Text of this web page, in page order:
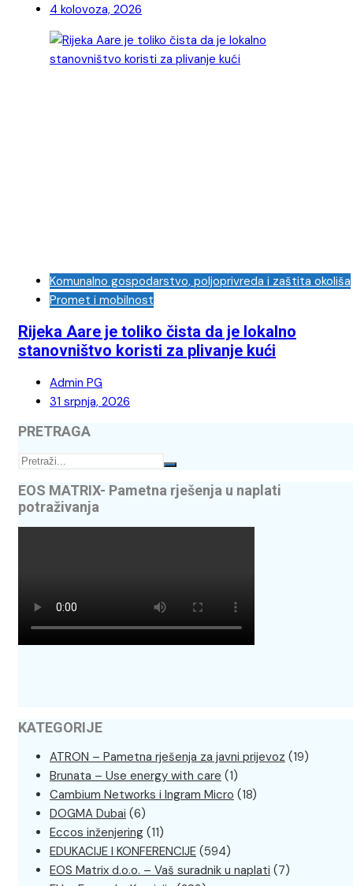
4 kolovoza, 2026
Komunalno gospodarstvo, poljoprivreda i zaštita okoliša
Promet i mobilnost
Rijeka Aare je toliko čista da je lokalno
stanovništvo koristi za plivanje kući
Admin PG
31 srpnja, 2026
PRETRAGA
EOS MATRIX- Pametna rješenja u naplati
potraživanja
KATEGORIJE
ATRON – Pametna rješenja za javni prijevoz (19)
Brunata – Use energy with care (1)
Cambium Networks i Ingram Micro (18)
DOGMA Dubai (6)
Eccos inženjering (11)
EDUKACIJE I KONFERENCIJE (594)
EOS Matrix d.o.o. – Vaš suradnik u naplati (7)